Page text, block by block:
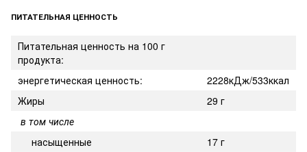
ПИТАТЕЛЬНАЯ ЦЕННОСТЬ
Питательная ценность на 100 г
продукта:
энергетическая ценность:
2228кДж/533ккал
Жиры
29 г
в том числе
насыщенные
17 г